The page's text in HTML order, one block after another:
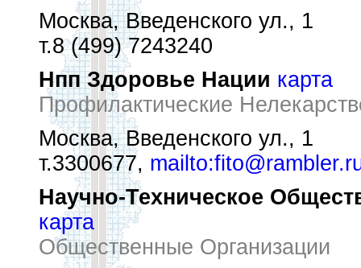
Москва, Введенского ул., 1
т.8 (499) 7243240
Нпп Здоровье Нации карта
Профилактические
Москва, Введенского ул., 1
т.3300677,
Научно-Техническое
карта
Общественные Организации